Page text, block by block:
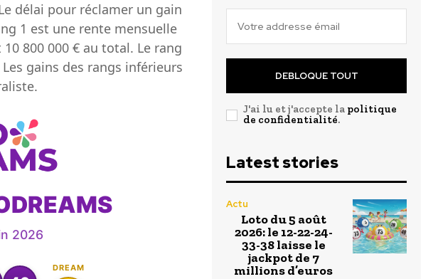
délai pour réclamer un gain
1 est une rente mensuelle
800 000 € au total. Le rang
gains des rangs inférieurs
2026
DREAM
DEBLOQUE TOUT
J'ai lu et j'accepte la politique
de confidentialité.
Latest stories
Actu
Loto du 5 août
2026: le 12-22-24-
33-38 laisse le
jackpot de 7
millions d’euros